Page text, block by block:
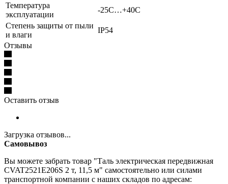
Температура
эксплуатации
-25С…+40С
Степень защиты от пыли
и влаги
IP54
Отзывы
Оставить отзыв
Загрузка отзывов...
Самовывоз
Вы можете забрать товар "Таль электрическая передвижная
CVAT2521E206S 2 т, 11,5 м" самостоятельно или силами
транспортной компании с наших складов по адресам: